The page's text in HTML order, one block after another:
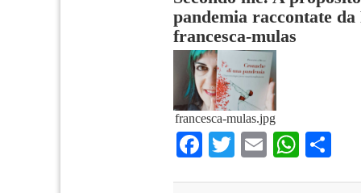
pandemia raccontate
francesca-mulas
francesca-mulas.jpg
Facebook
TwitterEmail